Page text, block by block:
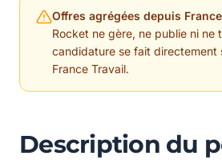
Offres agrégées depuis
Rocket ne gère, ne publie ni ne
candidature se fait directement
France Travail.
Description du